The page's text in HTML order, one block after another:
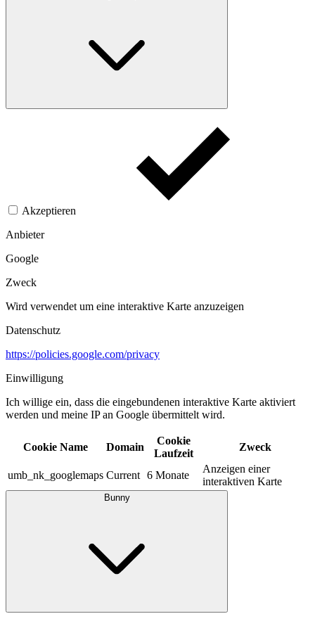
Akzeptieren
Anbieter
Google
Zweck
Wird verwendet um eine interaktive Karte anzuzeigen
Datenschutz
https://policies.google.com/privacy
Einwilligung
Ich willige ein, dass die eingebundenen interaktive Karte aktiviert
werden und meine IP an Google übermittelt wird.​
Cookie Name Domain
Cookie
Laufzeit
Zweck
umb_nk_googlemaps Current 6 Monate
Anzeigen einer
interaktiven Karte
Bunny